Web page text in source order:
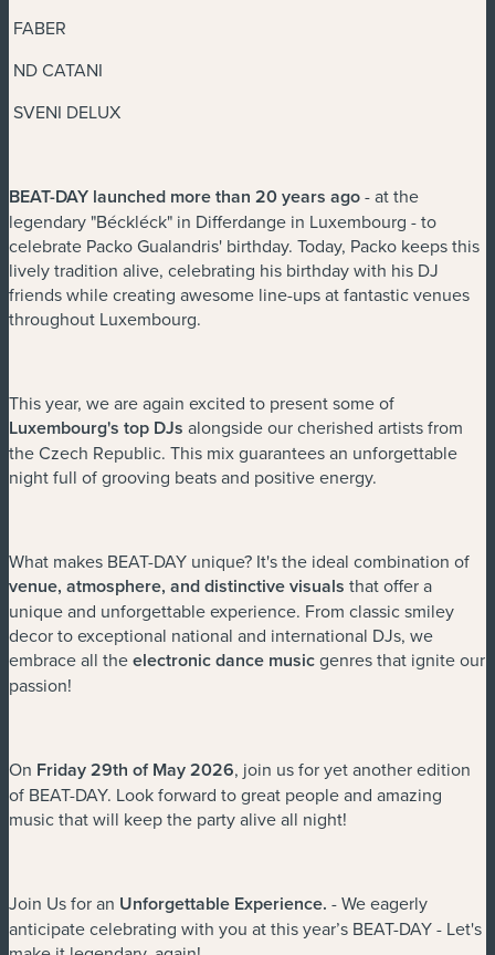
FABER
ND CATANI
SVENI DELUX
BEAT-DAY launched more than 20 years ago- at the
legendary "Béckléck" in Differdange in Luxembourg - to
celebrate Packo Gualandris' birthday. Today, Packo keeps this
lively tradition alive, celebrating his birthday with his DJ
friends while creating awesome line-ups at fantastic venues
throughout Luxembourg.
This year, we are again excited to present some of
Luxembourg's top DJs alongside our cherished artists from
the Czech Republic. This mix guarantees an unforgettable
night full of grooving beats and positive energy.
What makes BEAT-DAY unique? It's the ideal combination of
venue, atmosphere, and distinctive visuals that offer a
unique and unforgettable experience. From classic smiley
decor to exceptional national and international DJs, we
embrace all theelectronic dance musicgenres that ignite our
passion!
On Friday 29th of May 2026, join us for yet another edition
of BEAT-DAY. Look forward to great people and amazing
music that will keep the party alive all night!
Join Us for an Unforgettable Experience. - We eagerly
anticipate celebrating with you at this year’s BEAT-DAY - Let's